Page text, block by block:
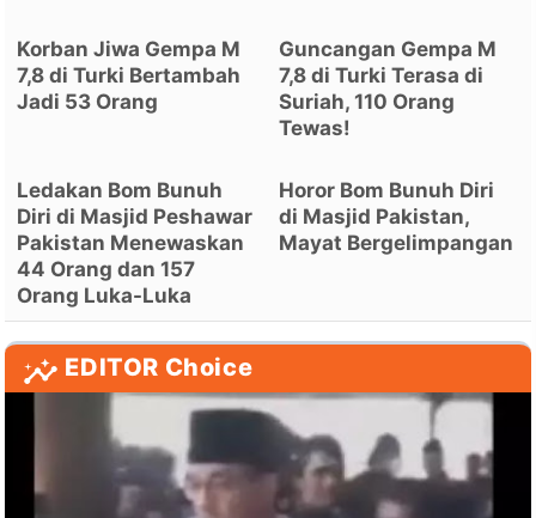
Korban Jiwa Gempa M
7,8 di Turki Bertambah
Jadi 53 Orang
Guncangan Gempa M
7,8 di Turki Terasa di
Suriah, 110 Orang
Tewas!
Ledakan Bom Bunuh
Diri di Masjid Peshawar
Pakistan Menewaskan
44 Orang dan 157
Orang Luka-Luka
Horor Bom Bunuh Diri
di Masjid Pakistan,
Mayat Bergelimpangan
EDITOR Choice